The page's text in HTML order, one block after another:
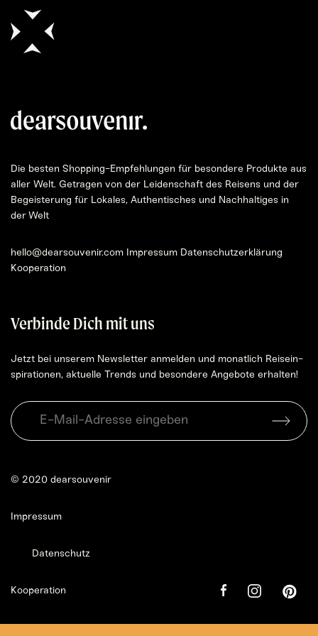
Die bes­ten Shop­ping-Emp­feh­lun­gen für beson­de­re Pro­duk­te aus
aller Welt. Getra­gen von der Lei­den­schaft des Rei­sens und der
Begeis­te­rung für Loka­les, Authen­ti­sches und Nach­hal­ti­ges in
der Welt
hello@dearsouvenir.com Impressum Datenschutzerklärung
Kooperation
Verbinde Dich mit uns
Jetzt bei unse­rem News­let­ter anmel­den und monat­lich Rei­se­in­
spi­ra­tio­nen, aktu­el­le Trends und beson­de­re Ange­bo­te erhalten!
© 2020 dearsouvenir
Impressum
Datenschutz
Kooperation